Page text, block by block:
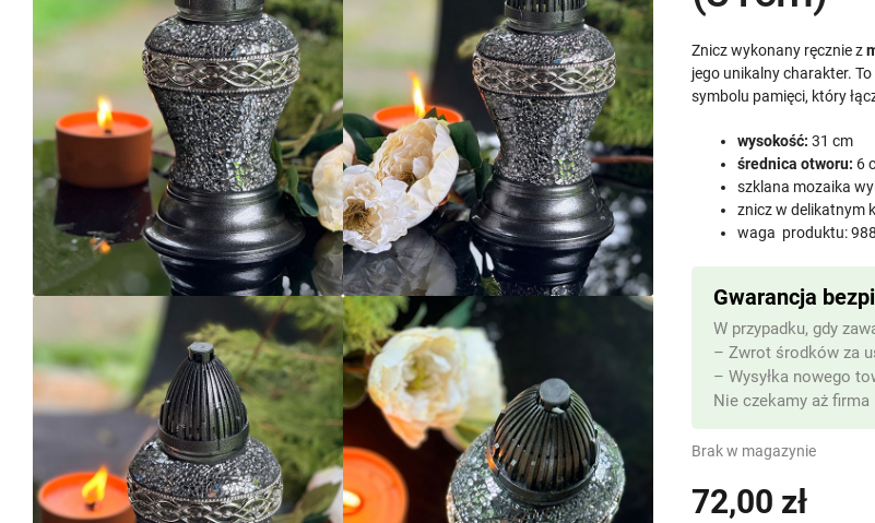
72,00 zł
Znicz wykonany ręcznie z
jego unikalny charakter.
symbolu pamięci, który
wysokość: 31 cm
średnica otworu: 6
szklana mozaika
znicz w delikatnym
waga produktu:
Brak w magazynie
Gwarancja
W przypadku, gdy
– Zwrot środków za
– Wysyłka nowego
Nie czekamy aż